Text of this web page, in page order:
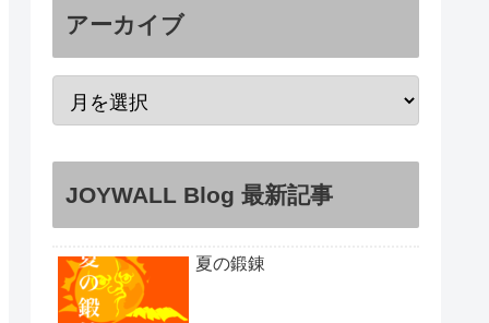
アーカイブ
JOYWALL Blog 最新記事
夏の鍛錬